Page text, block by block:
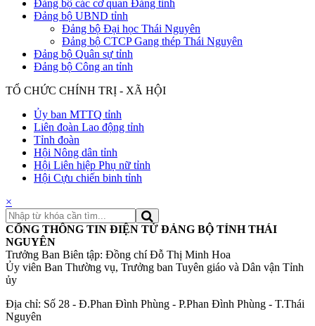
Đảng bộ các cơ quan Đảng tỉnh
Đảng bộ UBND tỉnh
Đảng bộ Đại học Thái Nguyên
Đảng bộ CTCP Gang thép Thái Nguyên
Đảng bộ Quân sự tỉnh
Đảng bộ Công an tỉnh
TỔ CHỨC CHÍNH TRỊ - XÃ HỘI
Ủy ban MTTQ tỉnh
Liên đoàn Lao động tỉnh
Tỉnh đoàn
Hội Nông dân tỉnh
Hội Liên hiệp Phụ nữ tỉnh
Hội Cựu chiến binh tỉnh
×
CỔNG THÔNG TIN ĐIỆN TỬ ĐẢNG BỘ TỈNH THÁI
NGUYÊN
Trưởng Ban Biên tập: Đồng chí Đỗ Thị Minh Hoa
Ủy viên Ban Thường vụ, Trưởng ban Tuyên giáo và Dân vận Tỉnh
ủy
Địa chỉ: Số 28 - Đ.Phan Đình Phùng - P.Phan Đình Phùng - T.Thái
Nguyên